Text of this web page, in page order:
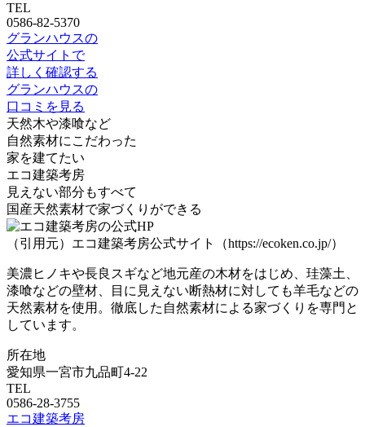
TEL
0586-82-5370
グランハウスの
公式サイトで
詳しく確認する
グランハウスの
口コミを見る
天然木や漆喰など
自然素材にこだわった
家を建てたい
エコ建築考房
見えない部分もすべて
国産天然素材で家づくりができる
（引用元）エコ建築考房公式サイト（https://ecoken.co.jp/）
美濃ヒノキや長良スギなど地元産の木材をはじめ、珪藻土、
漆喰などの壁材、目に見えない断熱材に対しても羊毛などの
天然素材を使用。 徹底した自然素材による家づくりを専門 と
しています。
所在地
愛知県一宮市九品町4-22
TEL
0586-28-3755
エコ建築考房